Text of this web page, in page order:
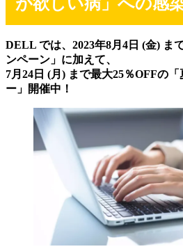
DELL では、2023年8月4日 (金) ま
ンペーン」に加えて、
7月24日 (月) まで最大25％OFFの
ー」開催中！